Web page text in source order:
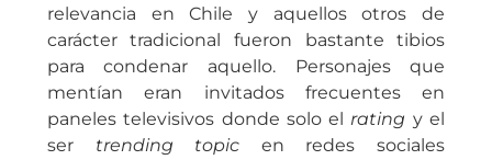
relevancia en Chile y aquellos otros de
carácter tradicional fueron bastante tibios
para condenar aquello. Personajes que
mentían eran invitados frecuentes en
paneles televisivos donde solo elrating y el
ser trending topic en redes sociales